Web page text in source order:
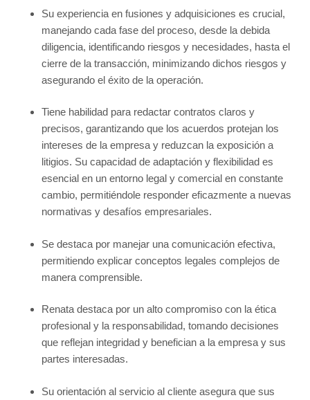
Su experiencia en fusiones y adquisiciones es crucial,
manejando cada fase del proceso, desde la debida
diligencia, identificando riesgos y necesidades, hasta el
cierre de la transacción, minimizando dichos riesgos y
asegurando el éxito de la operación.
Tiene habilidad para redactar contratos claros y
precisos, garantizando que los acuerdos protejan los
intereses de la empresa y reduzcan la exposición a
litigios. Su capacidad de adaptación y flexibilidad es
esencial en un entorno legal y comercial en constante
cambio, permitiéndole responder eficazmente a nuevas
normativas y desafíos empresariales.
Se destaca por manejar una comunicación efectiva,
permitiendo explicar conceptos legales complejos de
manera comprensible.
Renata destaca por un alto compromiso con la ética
profesional y la responsabilidad, tomando decisiones
que reflejan integridad y benefician a la empresa y sus
partes interesadas.
Su orientación al servicio al cliente asegura que sus